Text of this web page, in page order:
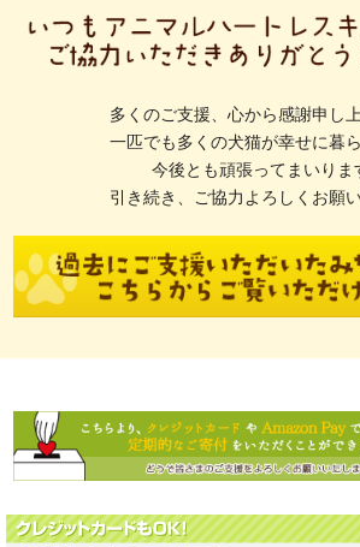
多くのご支援、心から感謝申し上
一匹でも多くの犬猫が幸せに暮
今後とも頑張ってまいりま
引き続き、ご協力よろしくお願い